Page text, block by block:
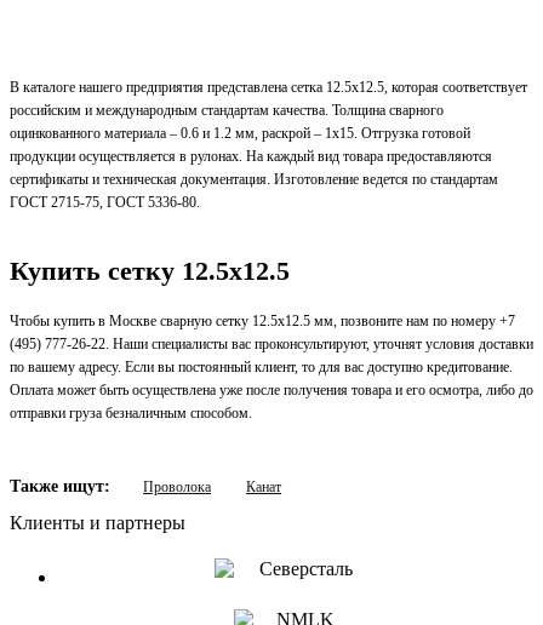
В каталоге нашего предприятия представлена сетка 12.5х12.5, которая соответствует
российским и международным стандартам качества. Толщина сварного
оцинкованного материала – 0.6 и 1.2 мм, раскрой – 1х15. Отгрузка готовой
продукции осуществляется в рулонах. На каждый вид товара предоставляются
сертификаты и техническая документация. Изготовление ведется по стандартам
ГОСТ 2715-75, ГОСТ 5336-80.
Купить сетку 12.5х12.5
Чтобы купить в Москве сварную сетку 12.5х12.5 мм, позвоните нам по номеру +7
(495) 777-26-22. Наши специалисты вас проконсультируют, уточнят условия доставки
по вашему адресу. Если вы постоянный клиент, то для вас доступно кредитование.
Оплата может быть осуществлена уже после получения товара и его осмотра, либо до
отправки груза безналичным способом.
Также ищут: Проволока Канат
Клиенты и партнеры